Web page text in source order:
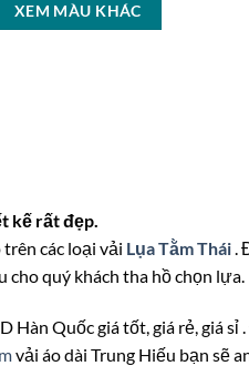
XEM MÀU KHÁC
kế rất đẹp.
trên các loại vải Lụa Tằm Thái.
cho quý khách tha hồ chọn lựa.
Hàn Quốc giá tốt, giá rẻ, giá
vải áo dài Trung Hiếu bạn sẽ